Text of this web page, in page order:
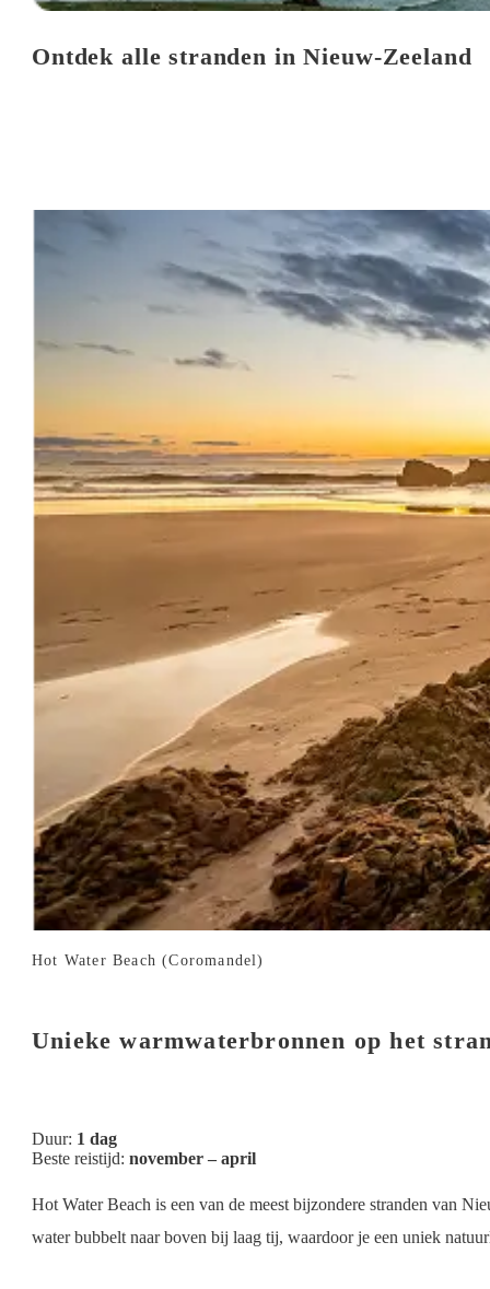
Ontdek alle stranden in Nieuw-Zeeland
Hot Water Beach (Coromandel)
Unieke warmwaterbronnen op het
Duur: 1 dag
Beste reistijd: november – april
Hot Water Beach is een van de meest bijzondere stranden van
water bubbelt naar boven bij laag tij, waardoor je een uniek